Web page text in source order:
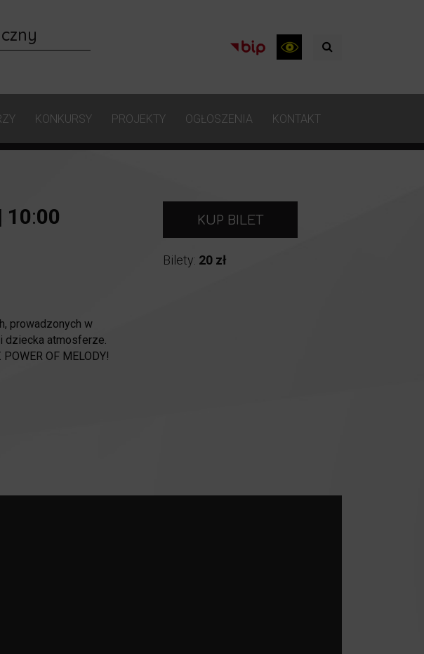
KONKURSY PROJEKTY OGŁOSZENIA KONTAKT
| 10:00
prowadzonych w
dziecka atmosferze.
OF MELODY!
KUP BILET
Bilety: 20 zł